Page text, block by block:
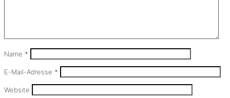
Name *
E-Mail-Adresse *
Website